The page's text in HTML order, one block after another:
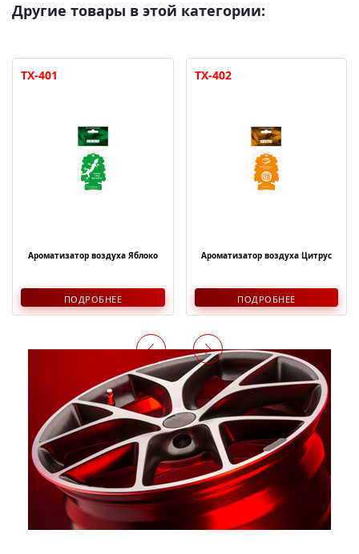
Другие товары в этой категории:
TX-401
Ароматизатор воздуха Яблоко
ПОДРОБНЕЕ
TX-402
Ароматизатор воздуха Цитрус
ПОДРОБНЕЕ